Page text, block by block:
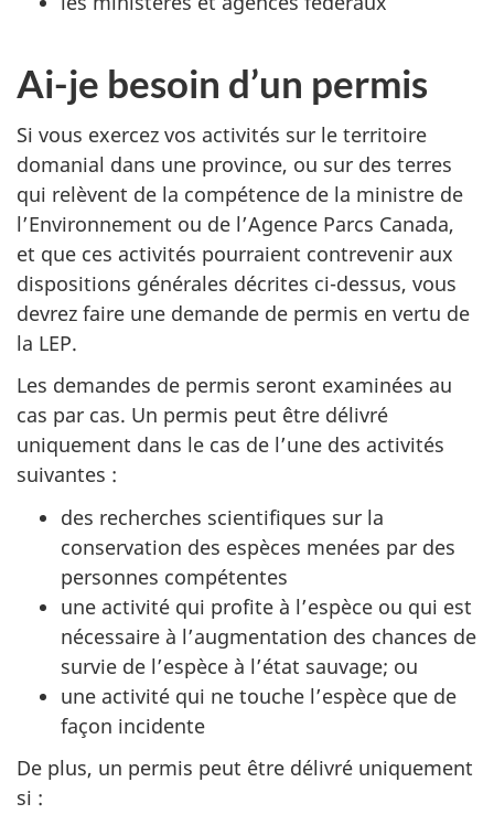
Ai-je besoin d’un permis
Si vous exercez vos activités sur le territoire
domanial dans une province, ou sur des terres
qui relèvent de la compétence de la ministre de
l’Environnement ou de l’Agence Parcs Canada,
et que ces activités pourraient contrevenir aux
dispositions générales décrites ci-dessus, vous
devrez faire une demande de permis en vertu de
la LEP.
Les demandes de permis seront examinées au
cas par cas. Un permis peut être délivré
uniquement dans le cas de l’une des activités
suivantes :
des recherches scientifiques sur la
conservation des espèces menées par des
personnes compétentes
une activité qui profite à l’espèce ou qui est
nécessaire à l’augmentation des chances de
survie de l’espèce à l’état sauvage; ou
une activité qui ne touche l’espèce que de
façon incidente
De plus, un permis peut être délivré uniquement
si :